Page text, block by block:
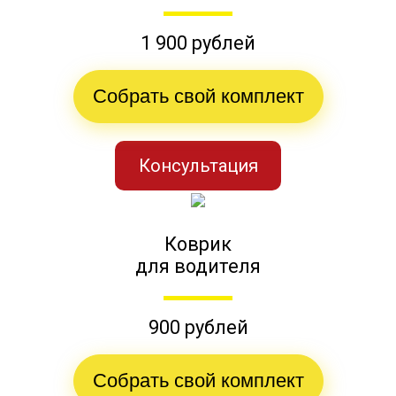
1 900 рублей
Собрать свой комплект
Консультация
Коврик
для водителя
900 рублей
Собрать свой комплект